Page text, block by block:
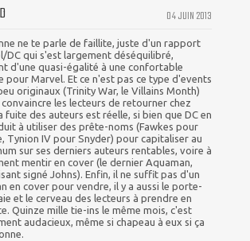
04 JUIN 2013
ne te parle de faillite, juste d'un rapport
DC qui s'est largement déséquilibré,
d'une quasi-égalité à une confortable
pour Marvel. Et ce n'est pas ce type d'events
originaux (Trinity War, le Villains Month)
les lecteurs de retourner chez
fuite des auteurs est réelle, si bien que DC en
à utiliser des prête-noms (Fawkes pour
Tynion IV pour Snyder) pour capitaliser au
sur ses derniers auteurs rentables, voire à
mentir en cover (le dernier Aquaman,
signé Johns). Enfin, il ne suffit pas d'un
en cover pour vendre, il y a aussi le porte-
et le cerveau des lecteurs à prendre en
Quinze mille tie-ins le même mois, c'est
audacieux, même si chapeau à eux si ça